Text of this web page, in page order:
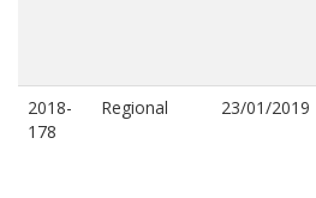
2018-
178
Regional 23/01/2019